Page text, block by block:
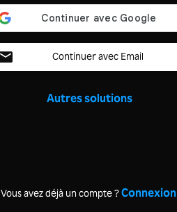
Continuer avec Email
Autres solutions
Vous avez déjà un compte ?Connexion